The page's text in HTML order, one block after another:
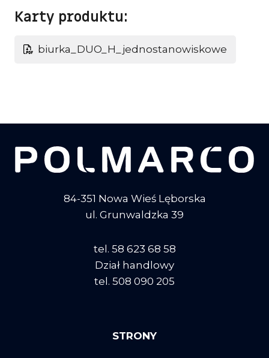
Karty produktu:
biurka_DUO_H_jednostanowiskowe
84-351 Nowa Wieś Lęborska
ul. Grunwaldzka 39
tel. 58 623 68 58
Dział handlowy
tel. 508 090 205
STRONY